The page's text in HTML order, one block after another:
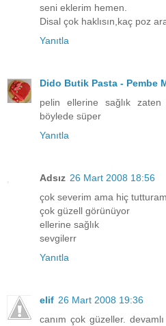
seni eklerim hemen.
Disal çok haklısın,kaç poz
Yanıtla
Dido Butik Pasta - Pembe
pelin ellerine sağlık
böylede süper
Yanıtla
Adsız 26 Mart 2008 18:56
çok severim ama hiç
çok güzell görünüyor
ellerine sağlık
sevgilerr
Yanıtla
elif 26 Mart 2008 19:36
canım çok güzeller.